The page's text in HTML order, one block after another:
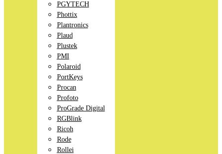
PGYTECH
Phottix
Plantronics
Plaud
Plustek
PMI
Polaroid
PortKeys
Procan
Profoto
ProGrade Digital
RGBlink
Ricoh
Rode
Rollei